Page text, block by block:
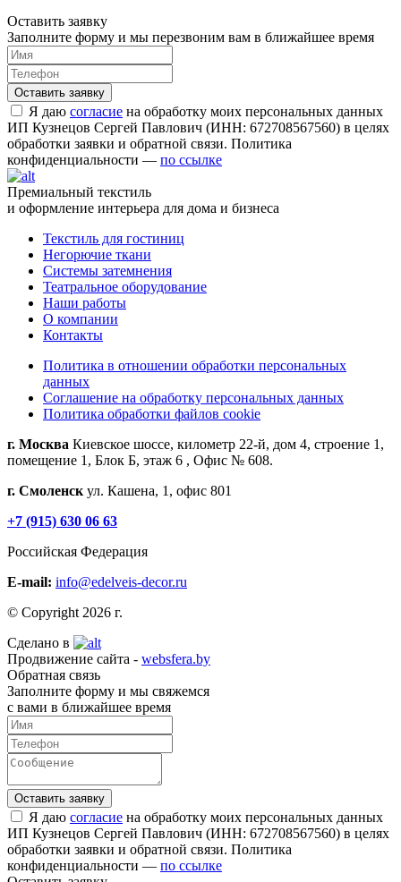
Оставить заявку
Заполните форму и мы перезвоним вам в ближайшее время
Я даю согласие на обработку моих персональных данных
ИП Кузнецов Сергей Павлович (ИНН: 672708567560) в целях
обработки заявки и обратной связи. Политика
конфиденциальности — по ссылке
Премиальный текстиль
и оформление интерьера для дома и бизнеса
Текстиль для гостиниц
Негорючие ткани
Системы затемнения
Театральное оборудование
Наши работы
О компании
Контакты
Политика в отношении обработки персональных
данных
Соглашение на обработку персональных данных
Политика обработки файлов cookie
г. Москва Киевское шоссе, километр 22-й, дом 4, строение 1,
помещение 1, Блок Б, этаж 6 , Офис № 608.
г. Смоленскул. Кашена, 1, офис 801
+7 (915) 630 06 63
Российская Федерация
E-mail: info@edelveis-decor.ru
© Copyright 2026 г.
Сделано в
Продвижение сайта - websfera.by
Обратная связь
Заполните форму и мы свяжемся
с вами в ближайшее время
Я даю согласие на обработку моих персональных данных
ИП Кузнецов Сергей Павлович (ИНН: 672708567560) в целях
обработки заявки и обратной связи. Политика
конфиденциальности — по ссылке